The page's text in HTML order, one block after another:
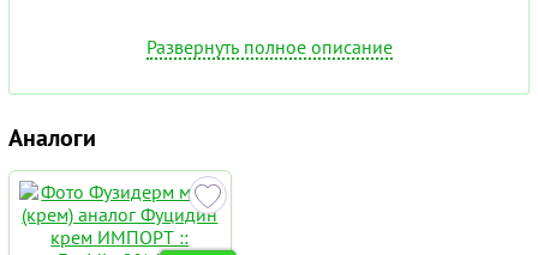
Развернуть полное описание
Аналоги